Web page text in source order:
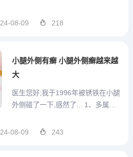
使用不当造成。眼部唇部只能使用
大的，你的皮肤吸收不了，就会囤
24-08-09 218
小腿外侧有癣 小腿外侧癣越来越
大
医生您好;我于1996年被锈铁在小腿
外侧碰了一下,感然了... 1、多属于
皮粗糙程不同程度苔藓化、阵发性
24-08-09 243